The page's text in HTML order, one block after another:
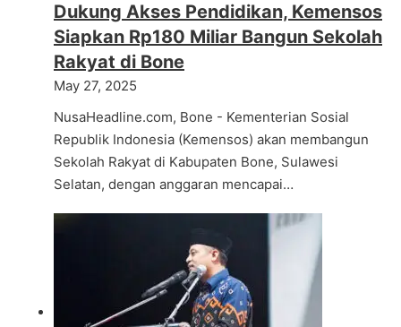
Dukung Akses Pendidikan, Kemensos
Siapkan Rp180 Miliar Bangun Sekolah
Rakyat di Bone
May 27, 2025
NusaHeadline.com, Bone - Kementerian Sosial
Republik Indonesia (Kemensos) akan membangun
Sekolah Rakyat di Kabupaten Bone, Sulawesi
Selatan, dengan anggaran mencapai…